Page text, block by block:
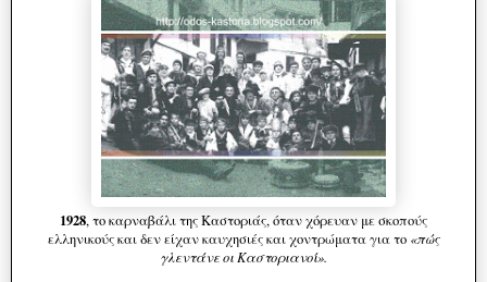
1928, το καρναβάλι της Καστοριάς, όταν χόρευαν με σκοπούς
ελληνικούς και δεν είχαν καυχησιές και χοντρώματα για το «πώς
γλεντάνε οι Καστοριανοί».